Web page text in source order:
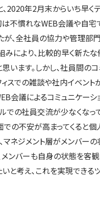
、2020年2月末からいち早く
は不慣れなWEB会議や自
が、全社員の協力や管理部
みにより、比較的早く新た
思います。しかし、社員間の
スでの雑談や社内イベント
会議によるコミュニケー
ルでの社員交流が少なくなっ
での不安が高まってくると
、マネジメント層がメンバー
メンバーも自身の状態を客
いと考え、これを実現できる